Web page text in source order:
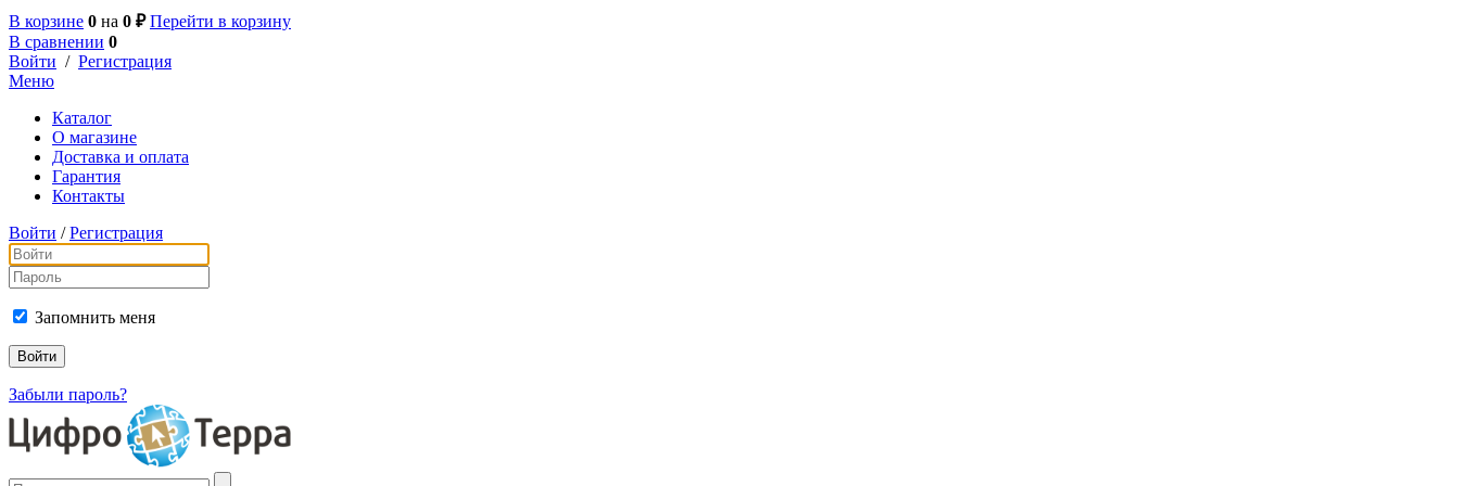
В корзине 0 на 0 ₽ Перейти в корзину
В сравнении 0
Войти / Регистрация
Меню
Каталог
О магазине
Доставка и оплата
Гарантия
Контакты
Войти / Регистрация
Запомнить меня
Забыли пароль?